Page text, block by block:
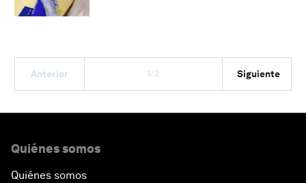
Anterior 1/2 Siguiente
Quiénes somos
Quiénes somos